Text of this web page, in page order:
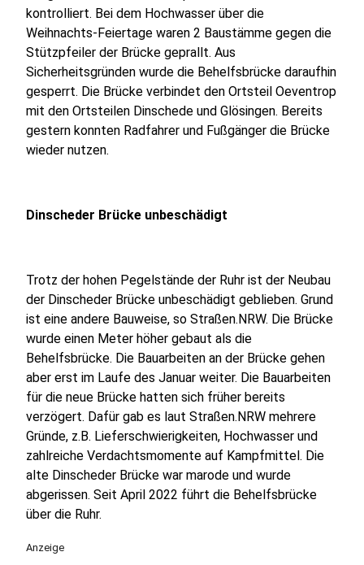
kontrolliert. Bei dem Hochwasser über die
Weihnachts-Feiertage waren 2 Baustämme gegen die
Stützpfeiler der Brücke geprallt. Aus
Sicherheitsgründen wurde die Behelfsbrücke daraufhin
gesperrt. Die Brücke verbindet den Ortsteil Oeventrop
mit den Ortsteilen Dinschede und Glösingen. Bereits
gestern konnten Radfahrer und Fußgänger die Brücke
wieder nutzen.
Dinscheder Brücke unbeschädigt
Trotz der hohen Pegelstände der Ruhr ist der Neubau
der Dinscheder Brücke unbeschädigt geblieben. Grund
ist eine andere Bauweise, so Straßen.NRW. Die Brücke
wurde einen Meter höher gebaut als die
Behelfsbrücke. Die Bauarbeiten an der Brücke gehen
aber erst im Laufe des Januar weiter. Die Bauarbeiten
für die neue Brücke hatten sich früher bereits
verzögert. Dafür gab es laut Straßen.NRW mehrere
Gründe, z.B. Lieferschwierigkeiten, Hochwasser und
zahlreiche Verdachtsmomente auf Kampfmittel. Die
alte Dinscheder Brücke war marode und wurde
abgerissen. Seit April 2022 führt die Behelfsbrücke
über die Ruhr.
Anzeige